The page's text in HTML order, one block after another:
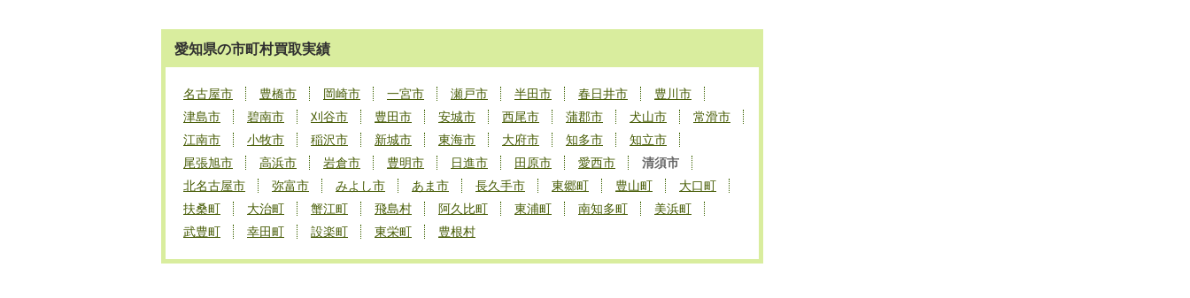
愛知県の市町村買取実績
名古屋市 豊橋市 岡崎市 一宮市 瀬戸市 半田市 春日井市
豊川市
津島市
碧南市 刈谷市 豊田市 安城市 西尾市 蒲郡市 犬山市
常滑市
江南市
小牧市 稲沢市 新城市 東海市 大府市 知多市
知立市
尾張旭市
高浜市 岩倉市 豊明市 日進市 田原市 愛西市
清須市
北名古屋市
弥富市 みよし市 あま市 長久手市 東郷町 豊山町
大口町
扶桑町
大治町 蟹江町 飛島村 阿久比町 東浦町 南知多町
美浜町
武豊町
幸田町 設楽町 東栄町 豊根村